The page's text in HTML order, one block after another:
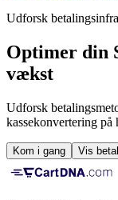
Udforsk
Optimer din
vækst
Udforsk
kassekonvertering på
Kom i gang Vis